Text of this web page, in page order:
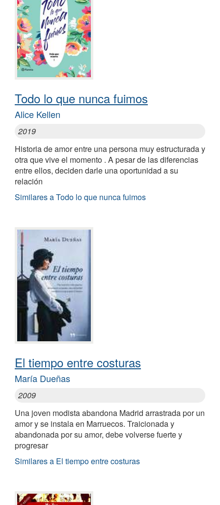
Todo lo que nunca fuimos
Alice Kellen
2019
Historia de amor entre una persona muy estructurada y
otra que vive el momento . A pesar de las diferencias
entre ellos, deciden darle una oportunidad a su
relación
Similares a Todo lo que nunca fuimos
El tiempo entre costuras
María Dueñas
2009
Una joven modista abandona Madrid arrastrada por un
amor y se instala en Marruecos. Traicionada y
abandonada por su amor, debe volverse fuerte y
progresar
Similares a El tiempo entre costuras